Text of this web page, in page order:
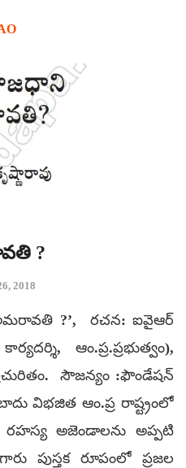
?
2018
?’, రచన: ఐవైఆర్
ఆం.ప్ర.ప్రభుత్వం),
సౌజన్యం :ఫౌండేషన్
విభజిత ఆం.ప్ర రాష్ట్రంలో
రహస్య అజెండాలను అప్పటి
పుస్తక రూపంలో ప్రజల